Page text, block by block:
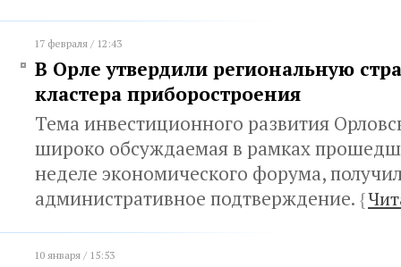
17 февраля / 12:43
В Орле утвердили региональную
кластера приборостроения
Тема инвестиционного развития
широко обсуждаемая в рамках
неделе экономического форума,
административное подтверждение. {
10 января / 15:53